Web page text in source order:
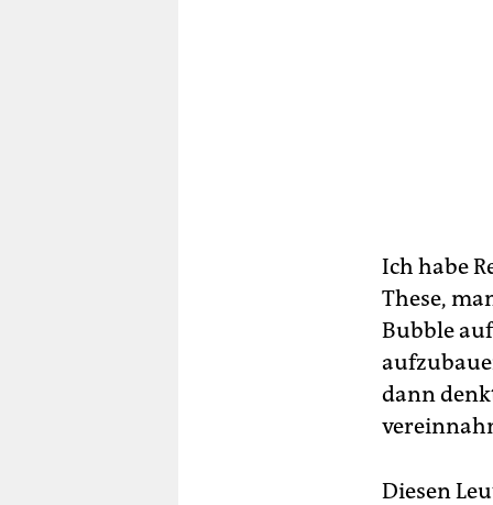
Ich habe
These,
Bubble
dann
Diesen